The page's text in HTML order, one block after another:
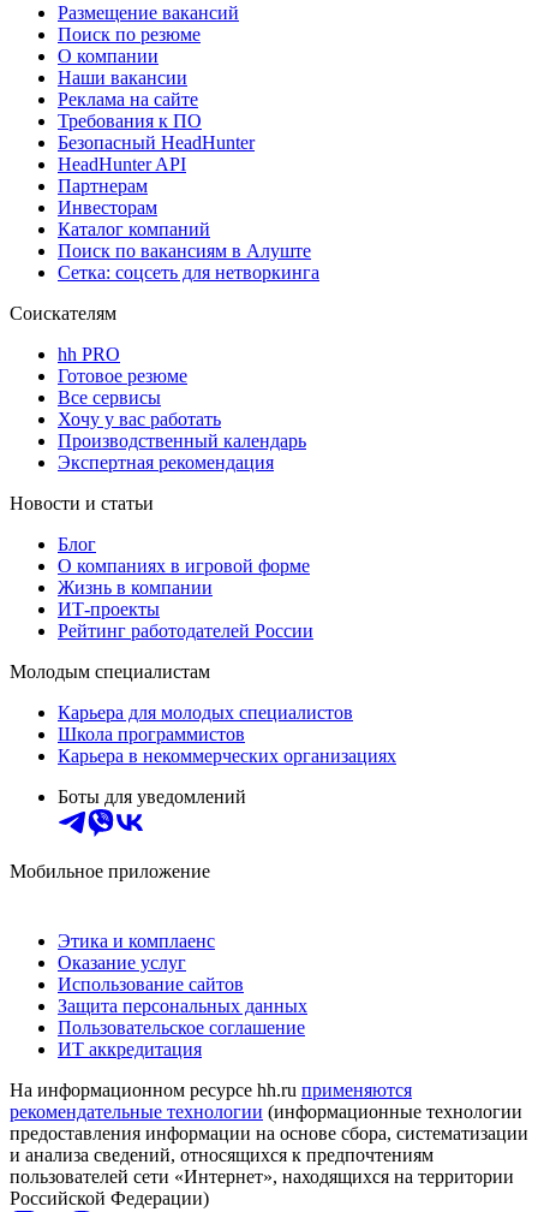
Размещение вакансий
Поиск по резюме
О компании
Наши вакансии
Реклама на сайте
Требования к ПО
Безопасный HeadHunter
HeadHunter API
Партнерам
Инвесторам
Каталог компаний
Поиск по вакансиям в Алуште
Сетка: соцсеть для нетворкинга
Соискателям
hh PRO
Готовое резюме
Все сервисы
Хочу у вас работать
Производственный календарь
Экспертная рекомендация
Новости и статьи
Блог
О компаниях в игровой форме
Жизнь в компании
ИТ-проекты
Рейтинг работодателей России
Молодым специалистам
Карьера для молодых специалистов
Школа программистов
Карьера в некоммерческих организациях
Боты для уведомлений
Мобильное приложение
Этика и комплаенс
Оказание услуг
Использование сайтов
Защита персональных данных
Пользовательское соглашение
ИТ аккредитация
На информационном ресурсе hh.ru применяются
рекомендательные технологии (информационные технологии
предоставления информации на основе сбора, систематизации
и анализа сведений, относящихся к предпочтениям
пользователей сети «Интернет», находящихся на территории
Российской Федерации)